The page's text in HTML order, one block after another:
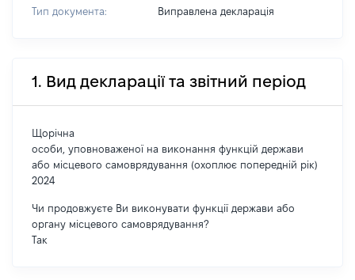
Тип документа: Виправлена декларація
1. Вид декларації та звітний період
Щорічна
особи, уповноваженої на виконання функцій держави
або місцевого самоврядування (охоплює попередній рік)
2024
Чи продовжуєте Ви виконувати функції держави або
органу місцевого самоврядування?
Так